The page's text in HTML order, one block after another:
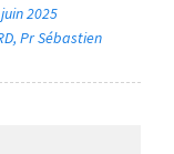
2025
Pr Sébastien